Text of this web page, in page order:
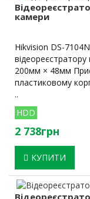
камери
Hikvision DS-
200мм × 48мм
пластиковому
..
HDD
2 738грн
КУПИТИ